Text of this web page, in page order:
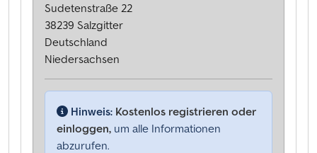
Sudetenstraße 22
38239 Salzgitter
Deutschland
Niedersachsen
Hinweis: Kostenlos registrieren oder
einloggen, um alle Informationen
abzurufen.